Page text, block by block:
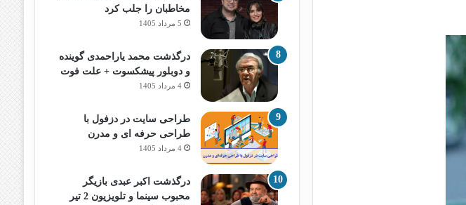
مخاطبان را جلب کرد
5 مرداد 1405
درگذشت محمد یاراحمدی گوینده
و دوبلور پیشکسوت + علت فوت
4 مرداد 1405
طراحی سایت در دزفول با
طراحی حرفه‌ ای و مدرن
4 مرداد 1405
درگذشت اکبر عبدی بازیگر
محبوب سینما و تلویزیون 2 تیر